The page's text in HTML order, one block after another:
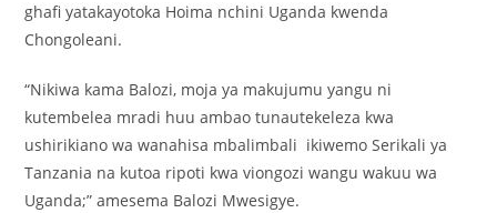
ghafi yatakayotoka Hoima nchini Uganda kwenda
Chongoleani.
“Nikiwa kama Balozi, moja ya makujumu yangu ni
kutembelea mradi huu ambao tunautekeleza kwa
ushirikiano wa wanahisa mbalimbali ikiwemo Serikali ya
Tanzania na kutoa ripoti kwa viongozi wangu wakuu wa
Uganda;” amesema Balozi Mwesigye.